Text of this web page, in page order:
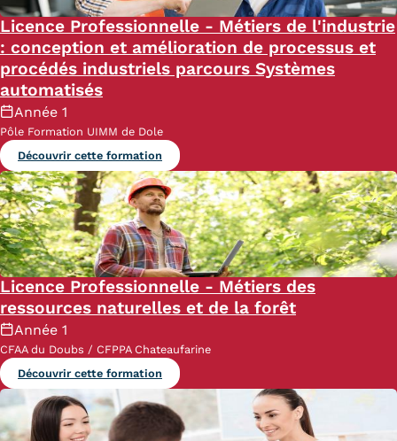
Licence Professionnelle - Métiers de l'industrie
: conception et amélioration de processus et
procédés industriels parcours Systèmes
automatisés
Année 1
Pôle Formation UIMM de Dole
Découvrir cette formation
Licence Professionnelle - Métiers des
ressources naturelles et de la forêt
Année 1
CFAA du Doubs / CFPPA Chateaufarine
Découvrir cette formation